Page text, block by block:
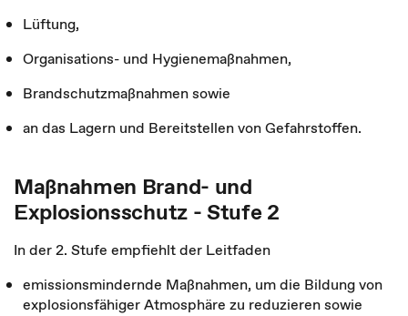
Lüftung,
Organisations- und Hygienemaßnahmen,
Brandschutzmaßnahmen sowie
an das Lagern und Bereitstellen von Gefahrstoffen.
Maßnahmen Brand- und
Explosionsschutz - Stufe 2
In der 2. Stufe empfiehlt der Leitfaden
emissionsmindernde Maßnahmen, um die Bildung von
explosionsfähiger Atmosphäre zu reduzieren sowie